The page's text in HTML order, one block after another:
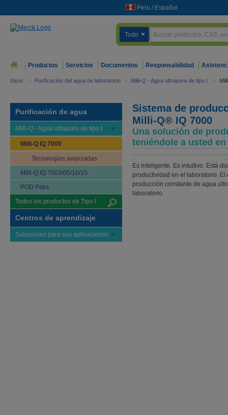
Peru / Español
Todo
Productos Servicios Documentos Responsabilidad
Inicio > Purificación del agua de laboratorio > Milli-Q - Agua ultrapura de tipo I >
Purificación de agua
Milli-Q - Agua ultrapura de tipo I
Milli-Q IQ 7000
Tecnologías avanzadas
Milli-Q IQ 7003/05/10/15
POD Paks
Todos los productos de Tipo I
Centros de aprendizaje
Soluciones para sus aplicaciones
Sistema de
Milli-Q® IQ 7000
Una solución de
teniéndole a usted
Es inteligente. Es intuitivo. Está
productividad en el laboratorio.
producción constante de agua
laboratorio.